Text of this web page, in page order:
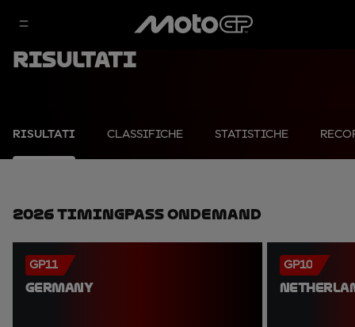
Risultati
RISULTATI CLASSIFICHE STATISTICHE
2026 TimingPass OnDemand
GP11
GERMANY
GP10